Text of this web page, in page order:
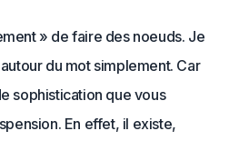
» de faire des noeuds. Je
du mot simplement. Car
sophistication que vous
En effet, il existe,